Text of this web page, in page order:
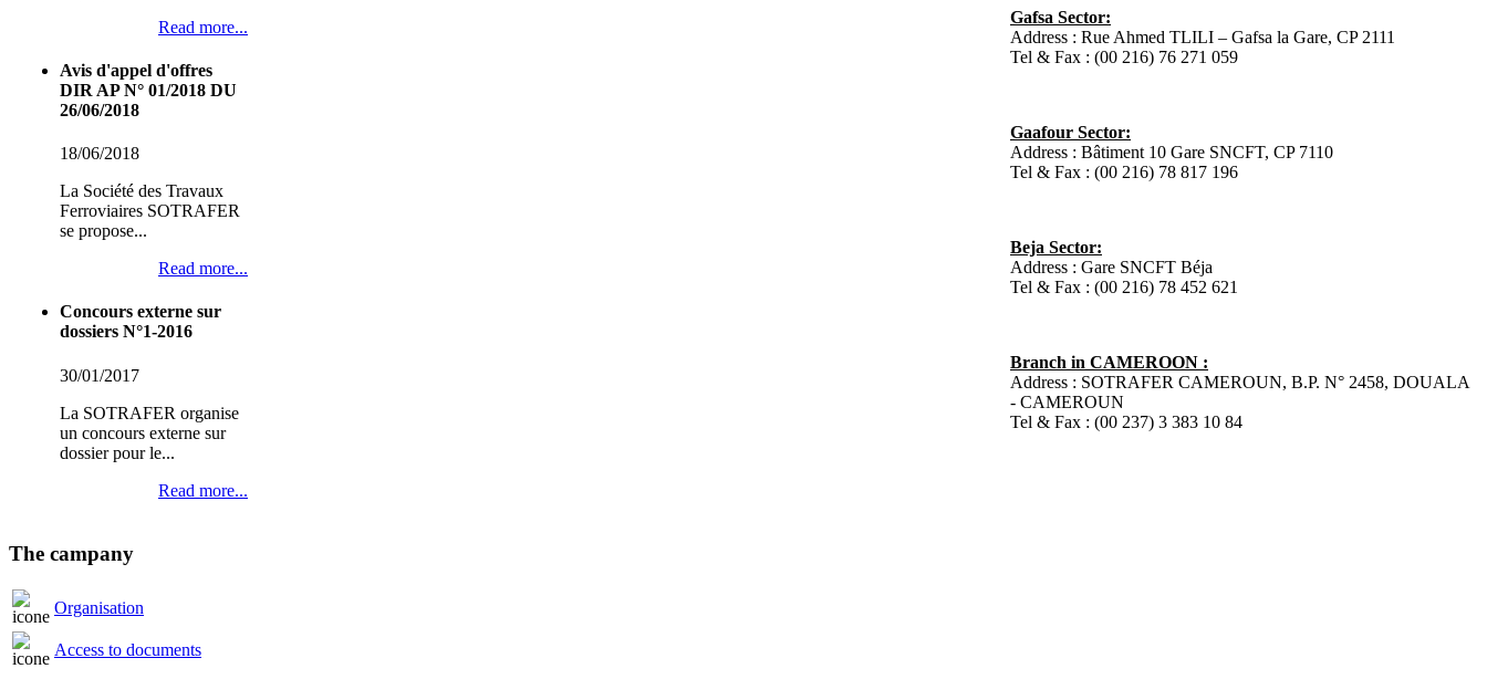
Read more...
Avis d'appel d'offres
DIR AP N° 01/2018 DU
26/06/2018
18/06/2018
La Société des Travaux
Ferroviaires SOTRAFER
se propose...
Read more...
Concours externe sur
dossiers N°1-2016
30/01/2017
La SOTRAFER organise
un concours externe sur
dossier pour le...
Read more...
The campany
Organisation
Access to documents
Gafsa Sector:
Address : Rue Ahmed TLILI – Gafsa la Gare, CP 2111
Tel & Fax : (00 216) 76 271 059
Gaafour Sector:
Address : Bâtiment 10 Gare SNCFT, CP 7110
Tel & Fax : (00 216) 78 817 196
Beja Sector:
Address : Gare SNCFT Béja
Tel & Fax : (00 216) 78 452 621
Branch in CAMEROON :
Address : SOTRAFER CAMEROUN, B.P. N° 2458, DOUALA
- CAMEROUN
Tel & Fax : (00 237) 3 383 10 84